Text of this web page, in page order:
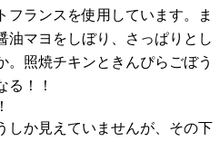
フランスを使用しています。ま
油マヨをしぼり、さっぱりとし
。照焼チキンときんぴらごぼう
る！！
しか見えていませんが、その下